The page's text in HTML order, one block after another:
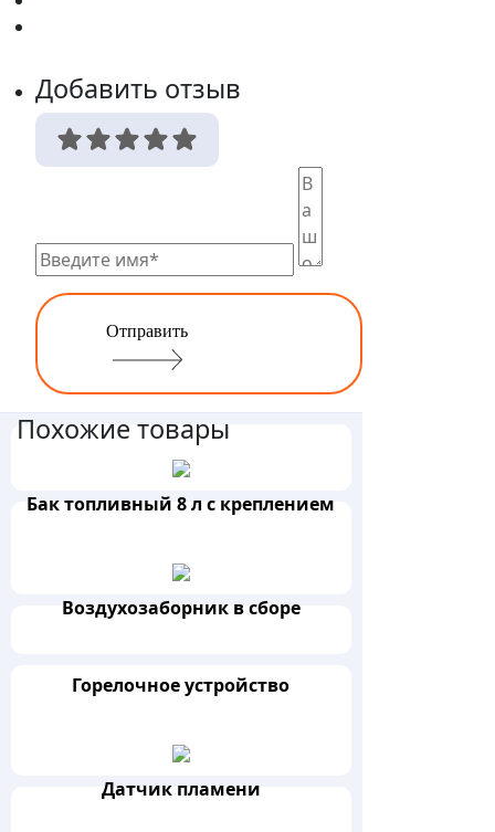
Добавить отзыв
Отправить
Похожие товары
Бак топливный 8 л с креплением
Воздухозаборник в сборе
Горелочное устройство
Датчик пламени